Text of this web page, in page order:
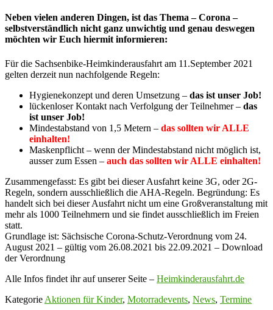
Neben vielen anderen Dingen, ist das Thema – Corona –
selbstverständlich nicht ganz unwichtig und genau deswegen
möchten wir Euch hiermit informieren:
Für die Sachsenbike-Heimkinderausfahrt am 11.September 2021
gelten derzeit nun nachfolgende Regeln:
Hygienekonzept und deren Umsetzung – das ist unser Job!
lückenloser Kontakt nach Verfolgung der Teilnehmer – das
ist unser Job!
Mindestabstand von 1,5 Metern – das sollten wir ALLE
einhalten!
Maskenpflicht – wenn der Mindestabstand nicht möglich ist,
ausser zum Essen – auch das sollten wir ALLE einhalten!
Zusammengefasst: Es gibt bei dieser Ausfahrt keine 3G, oder 2G-
Regeln, sondern ausschließlich die AHA-Regeln. Begründung: Es
handelt sich bei dieser Ausfahrt nicht um eine Großveranstaltung mit
mehr als 1000 Teilnehmern und sie findet ausschließlich im Freien
statt.
Grundlage ist: Sächsische Corona-Schutz-Verordnung vom 24.
August 2021 – gültig vom 26.08.2021 bis 22.09.2021 – Download
der Verordnung
Alle Infos findet ihr auf unserer Seite – Heimkinderausfahrt.de
Kategorie Aktionen für Kinder, Motorradevents, News, Termine